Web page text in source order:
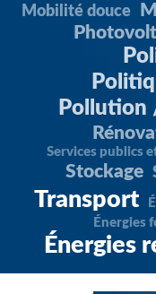
Mobilité douce
Pollution
Services publics
Stockage
Transport
Énergies
Énergies